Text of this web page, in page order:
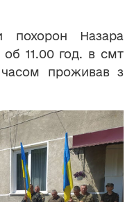
похорон Назара
об 11.00 год. в смт
проживав з